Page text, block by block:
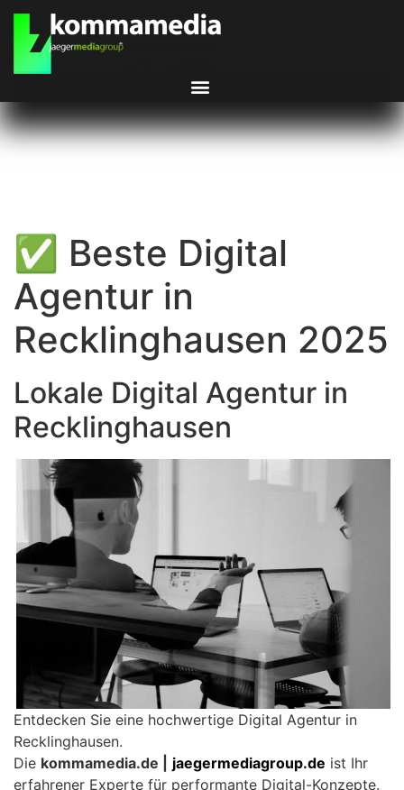
✅ Beste Digital
Agentur in
Recklinghausen 2025
Lokale Digital Agentur in
Recklinghausen
Entdecken Sie eine hochwertige Digital Agentur in
Recklinghausen.
Die kommamedia.de | jaegermediagroup.de ist Ihr
erfahrener Experte für performante Digital-Konzepte.